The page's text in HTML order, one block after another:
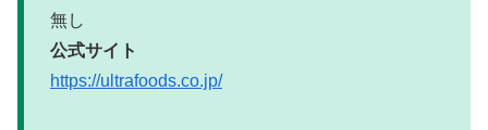
無し
公式サイト
https://ultrafoods.co.jp/